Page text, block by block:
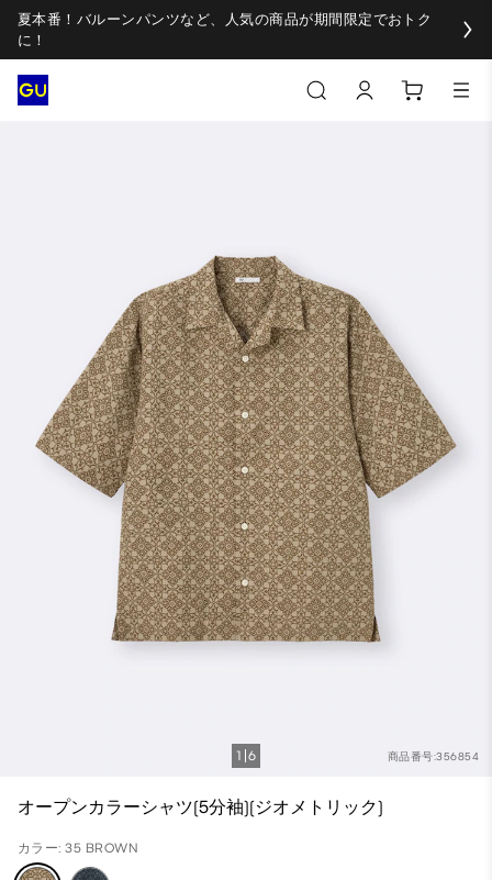
夏本番！バルーンパンツなど、人気の商品が期間限定でおトク
に！
商品番号:356854
1 6
オープンカラーシャツ(5分袖)(ジオメトリック)
カラー: 35 BROWN